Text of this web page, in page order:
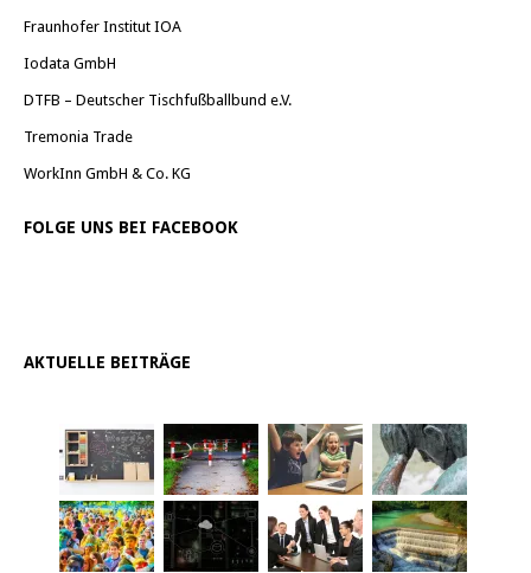
Fraunhofer Institut IOA
Iodata GmbH
DTFB – Deutscher Tischfußballbund e.V.
Tremonia Trade
WorkInn GmbH & Co. KG
FOLGE UNS BEI FACEBOOK
AKTUELLE BEITRÄGE